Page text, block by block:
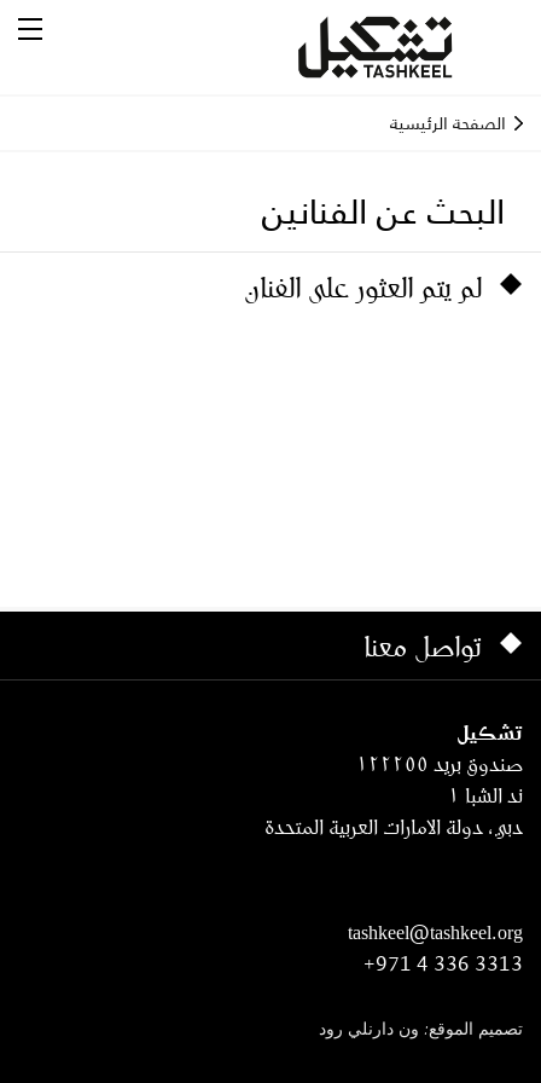
الصفحة الرئيسية
البحث عن الفنانين
لم يتم العثور على الفنان
تواصل معنا
تشكيل
صندوق بريد ١٢٢٢٥٥
ند الشبا ١
دبي، دولة الامارات العربية المتحدة
tashkeel@tashkeel.org
+971 4 336 3313
تصميم الموقع: ون دارنلي رود